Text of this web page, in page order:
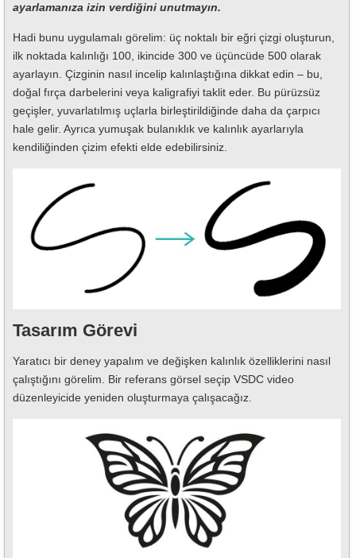
ayarlamanıza izin verdiğini unutmayın.
Hadi bunu uygulamalı görelim: üç noktalı bir eğri çizgi oluşturun,
ilk noktada kalınlığı 100, ikincide 300 ve üçüncüde 500 olarak
ayarlayın. Çizginin nasıl incelip kalınlaştığına dikkat edin – bu,
doğal fırça darbelerini veya kaligrafiyi taklit eder. Bu pürüzsüz
geçişler, yuvarlatılmış uçlarla birleştirildiğinde daha da çarpıcı
hale gelir. Ayrıca yumuşak bulanıklık ve kalınlık ayarlarıyla
kendiliğinden çizim efekti elde edebilirsiniz.
Tasarım Görevi
Yaratıcı bir deney yapalım ve değişken kalınlık özelliklerini nasıl
çalıştığını görelim. Bir referans görsel seçip VSDC video
düzenleyicide yeniden oluşturmaya çalışacağız.